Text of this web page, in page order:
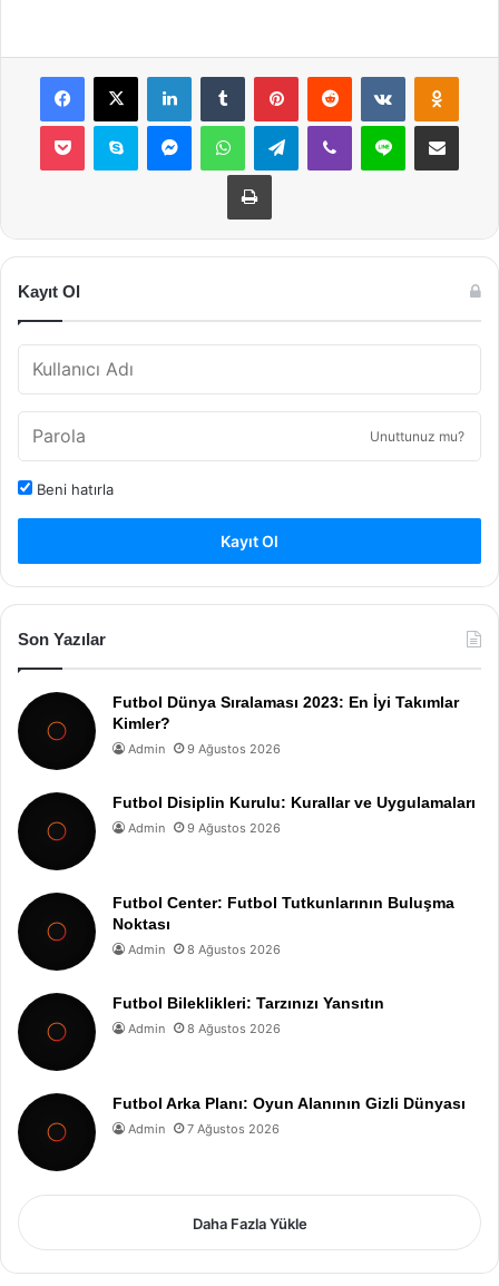
Facebook
X LinkedInTumblr PinterestReddit VKontakte
Pocket Skype MessengerWhatsAppTelegramViber Line E-Posta ile
Yazdır
Kayıt Ol
Unuttunuz mu?
Beni hatırla
Kayıt Ol
Son Yazılar
Futbol Dünya Sıralaması 2023: En İyi Takımlar
Kimler?
Admin 9 Ağustos 2026
Futbol Disiplin Kurulu: Kurallar ve Uygulamaları
Admin 9 Ağustos 2026
Futbol Center: Futbol Tutkunlarının Buluşma
Noktası
Admin 8 Ağustos 2026
Futbol Bileklikleri: Tarzınızı Yansıtın
Admin 8 Ağustos 2026
Futbol Arka Planı: Oyun Alanının Gizli Dünyası
Admin 7 Ağustos 2026
Daha Fazla Yükle